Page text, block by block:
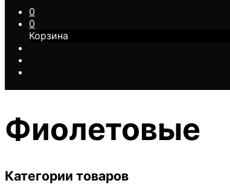
0
0
Корзина
Фиолетовые
Категории товаров